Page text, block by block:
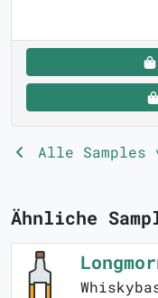
Alle Samples
Ähnliche